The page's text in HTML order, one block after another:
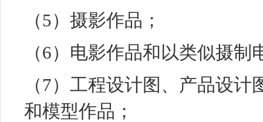
（5）摄影作品；
（6）电影作品和以类似摄
（7）工程设计图、产品设
和模型作品；